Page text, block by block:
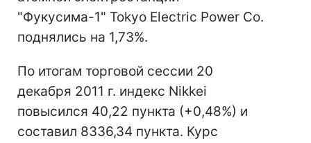
"Фукусима-1" Tokyo Electric Power Co.
поднялись на 1,73%.
По итогам торговой сессии 20
декабря 2011 г. индекс Nikkei
повысился 40,22 пункта (+0,48%) и
составил 8336,34 пункта. Курс